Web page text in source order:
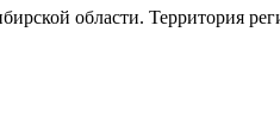
области. Территория